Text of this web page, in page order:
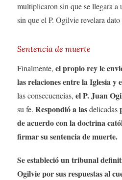
multiplicaron sin que se llegara a
sin que el P. Ogilvie revelara
Sentencia de muerte
Finalmente, el propio rey le
las relaciones entre la Iglesia y
las consecuencias, el P. Juan
su fe. Respondió a lasdelicadas
de acuerdo con la doctrina
firmar su sentencia de muerte.
Se estableció un tribunal
Ogilvie por sus respuestas al